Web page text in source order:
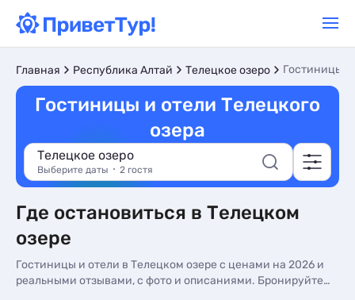
Главная Республика Алтай Телецкое озеро Гостиницы и
Гостиницы и отели Телецкого
озера
Телецкое озеро
Выберите даты 2 гостя
Где остановиться в Телецком
озере
Гостиницы и отели в Телецком озере с ценами на 2026 и
реальными отзывами, с фото и описаниями. Бронируйте